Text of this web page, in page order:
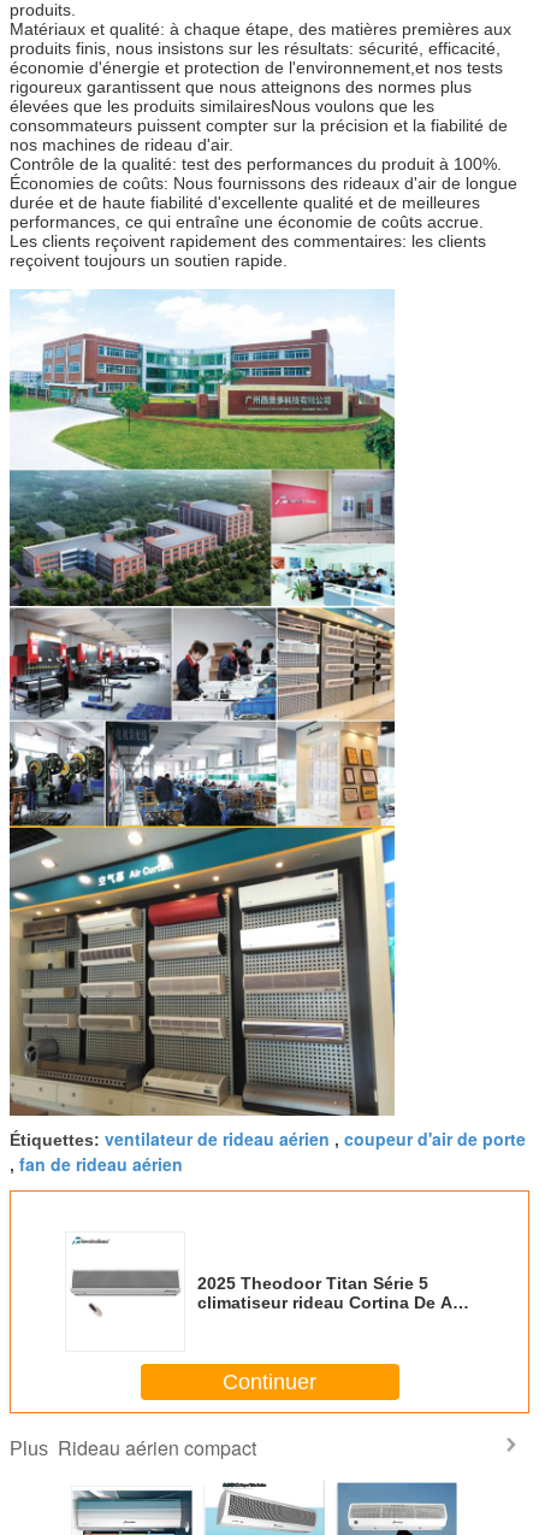
produits.
Matériaux et qualité: à chaque étape, des matières premières aux
produits finis, nous insistons sur les résultats: sécurité, efficacité,
économie d'énergie et protection de l'environnement,et nos tests
rigoureux garantissent que nous atteignons des normes plus
élevées que les produits similairesNous voulons que les
consommateurs puissent compter sur la précision et la fiabilité de
nos machines de rideau d'air.
Contrôle de la qualité: test des performances du produit à 100%.
Économies de coûts: Nous fournissons des rideaux d'air de longue
durée et de haute fiabilité d'excellente qualité et de meilleures
performances, ce qui entraîne une économie de coûts accrue.
Les clients reçoivent rapidement des commentaires: les clients
reçoivent toujours un soutien rapide.
Étiquettes: ventilateur de rideau aérien , coupeur d'air de porte
, fan de rideau aérien
2025 Theodoor Titan Série 5
climatiseur rideau Cortina De Ar
3m
Continuer
Plus Rideau aérien compact